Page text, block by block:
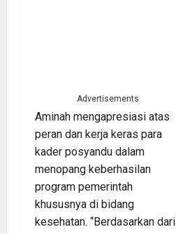
Advertisements
Aminah mengapresiasi atas
peran dan kerja keras para
kader posyandu dalam
menopang keberhasilan
program pemerintah
khususnya di bidang
kesehatan. “Berdasarkan dari